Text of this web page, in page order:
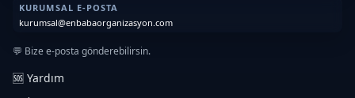
KURUMSAL E-POSTA
kurumsal@enbabaorganizasyon.com
💬 Bize e-posta gönderebilirsin.
🆘 Yardım